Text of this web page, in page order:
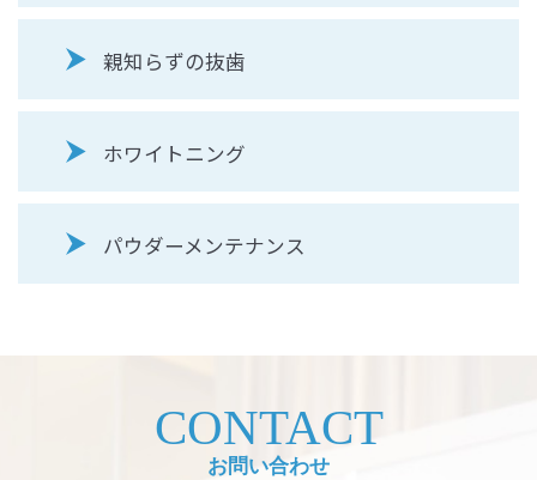
親知らずの抜歯
ホワイトニング
パウダーメンテナンス
CONTACT
お問い合わせ